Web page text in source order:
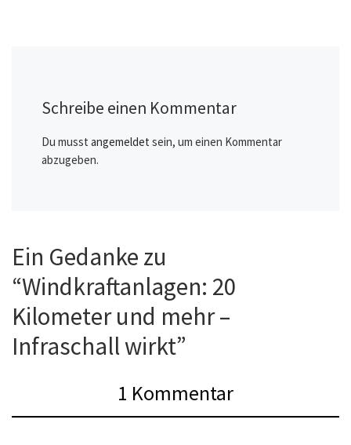
Schreibe einen Kommentar
Du musst angemeldet sein, um einen Kommentar
abzugeben.
Ein Gedanke zu
“Windkraftanlagen: 20
Kilometer und mehr –
Infraschall wirkt”
1 Kommentar